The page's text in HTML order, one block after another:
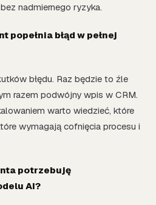
nadmiernego ryzyka.
popełnia błąd w pełnej
błędu. Raz będzie to źle
razem podwójny wpis w CRM.
warto wiedzieć, które
wymagają cofnięcia procesu i
potrzebuję
AI?